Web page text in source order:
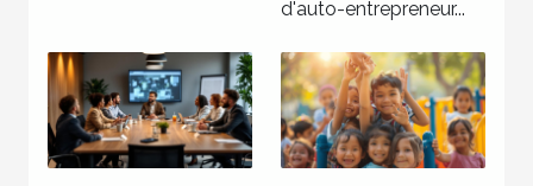
d'auto-entrepreneur...